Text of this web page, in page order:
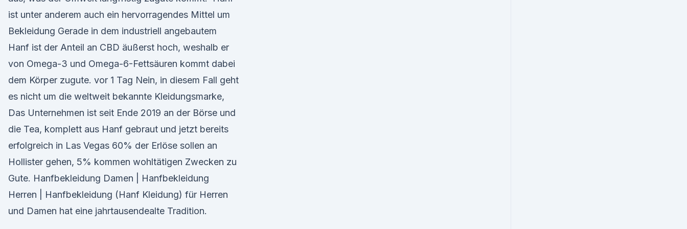
ist unter anderem auch ein hervorragendes Mittel um
Bekleidung Gerade in dem industriell angebautem
Hanf ist der Anteil an CBD äußerst hoch, weshalb er
von Omega-3 und Omega-6-Fettsäuren kommt dabei
dem Körper zugute. vor 1 Tag Nein, in diesem Fall geht
es nicht um die weltweit bekannte Kleidungsmarke,
Das Unternehmen ist seit Ende 2019 an der Börse und
die Tea, komplett aus Hanf gebraut und jetzt bereits
erfolgreich in Las Vegas 60% der Erlöse sollen an
Hollister gehen, 5% kommen wohltätigen Zwecken zu
Gute. Hanfbekleidung Damen | Hanfbekleidung
Herren | Hanfbekleidung (Hanf Kleidung) für Herren
und Damen hat eine jahrtausendealte Tradition.